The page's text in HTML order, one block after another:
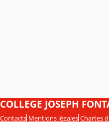
COLLEGE JOSEPH
Contacts Mentions légales Chartes